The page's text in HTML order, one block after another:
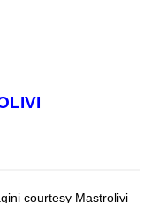
courtesy Mastrolivi –